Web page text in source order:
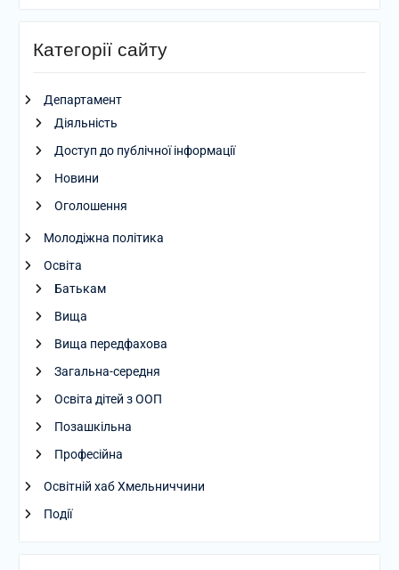
Категорії сайту
Департамент
Діяльність
Доступ до публічної інформації
Новини
Оголошення
Молодіжна політика
Освіта
Батькам
Вища
Вища передфахова
Загальна-середня
Освіта дітей з ООП
Позашкільна
Професійна
Освітній хаб Хмельниччини
Події